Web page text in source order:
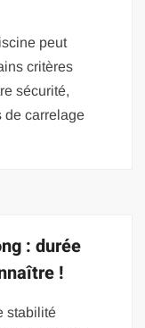
peut
critères
sécurité,
de carrelage
: durée
!
stabilité